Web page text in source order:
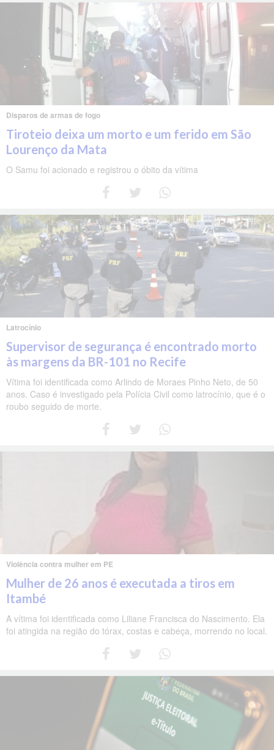
Disparos de armas de fogo
Tiroteio deixa um morto e um ferido em São
Lourenço da Mata
O Samu foi acionado e registrou o óbito da vítima
Latrocínio
Supervisor de segurança é encontrado morto
às margens da BR-101 no Recife
Vítima foi identificada como Arlindo de Moraes Pinho Neto, de 50
anos. Caso é investigado pela Polícia Civil como latrocínio, que é o
roubo seguido de morte.
Violência contra mulher em PE
Mulher de 26 anos é executada a tiros em
Itambé
A vítima foi identificada como Liliane Francisca do Nascimento. Ela
foi atingida na região do tórax, costas e cabeça, morrendo no local.